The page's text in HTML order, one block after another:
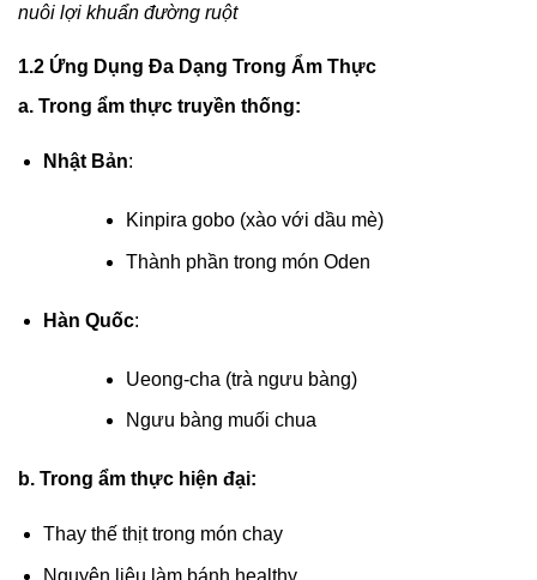
nuôi lợi khuẩn đường ruột
1.2 Ứng Dụng Đa Dạng Trong Ẩm Thực
a. Trong ẩm thực truyền thống:
Nhật Bản:
Kinpira gobo (xào với dầu mè)
Thành phần trong món Oden
Hàn Quốc:
Ueong-cha (trà ngưu bàng)
Ngưu bàng muối chua
b. Trong ẩm thực hiện đại:
Thay thế thịt trong món chay
Nguyên liệu làm bánh healthy